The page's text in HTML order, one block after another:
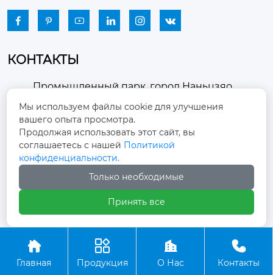
     
КОНТАКТЫ

Промышленный парк, город Наньцзяо,
район Чжоуцунь, город Цзыбо, провинция
Шаньдун
 winston-xu@hengdingfan.com
+86-13806434669
 +86 13806434669
Copyright ©ООО Зибо Хенгдин Вентилятор

Главная

Продукция

О Нас

Контакты
Мы используем файлы cookie для улучшения
вашего опыта просмотра.
Продолжая использовать этот сайт, вы
соглашаетесь с нашей Политикой
конфиденциальности.
Только необходимые
Принять все